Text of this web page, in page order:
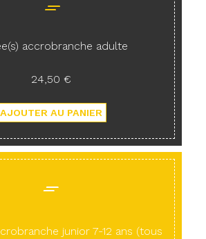
accrobranche adulte
24,50 €
junior 7-12 ans (tous